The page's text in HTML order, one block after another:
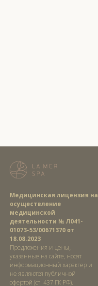
Медицинская лицензия на
осуществление
медицинской
деятельности № Л041-
01073-53/00671370 от
18.08.2023
Предложения и цены,
указанные на сайте, носят
информационный характер и
не являются публичной
офертой (ст. 437 ГК РФ).